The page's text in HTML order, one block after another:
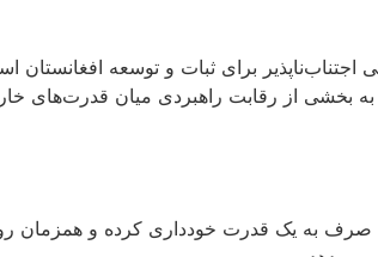
اجتناب‌ناپذیر برای ثبات و توسعه
بخشی از رقابت راهبردی میان قدرت‌های
به یک قدرت خودداری کرده و همزمان